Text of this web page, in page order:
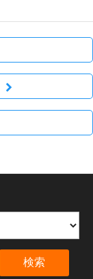
検索